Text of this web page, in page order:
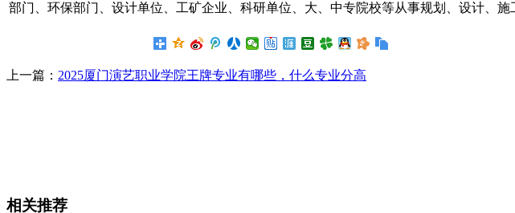
部门、环保部门、设计单位、工矿企业、科研单位、大、中专院校等从事规划、设计、
上一篇： 2025厦门演艺职业学院王牌专业有哪些，什么专业分高
相关推荐